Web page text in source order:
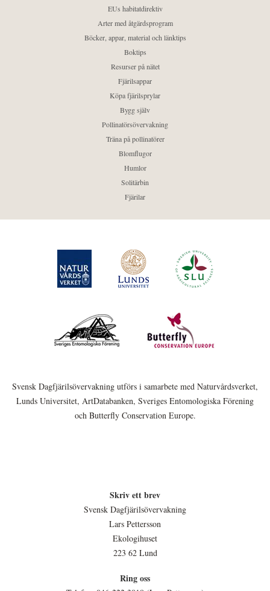
EUs habitatdirektiv
Arter med åtgärdsprogram
Böcker, appar, material och länktips
Boktips
Resurser på nätet
Fjärilsappar
Köpa fjärilsprylar
Bygg själv
Pollinatörsövervakning
Träna på pollinatörer
Blomflugor
Humlor
Solitärbin
Fjärilar
Svensk Dagfjärilsövervakning utförs i samarbete med Naturvårdsverket,
Lunds Universitet, ArtDatabanken, Sveriges Entomologiska Förening
och Butterfly Conservation Europe.
Skriv ett brev
Svensk Dagfjärilsövervakning
Lars Pettersson
Ekologihuset
223 62 Lund
Ring oss